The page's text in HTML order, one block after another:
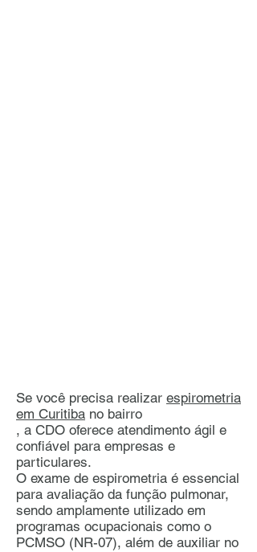
Se você precisa realizar espirometria
em Curitiba no bairro
, a CDO oferece atendimento ágil e
confiável para empresas e
particulares.
O exame de espirometria é essencial
para avaliação da função pulmonar,
sendo amplamente utilizado em
programas ocupacionais como o
PCMSO (NR-07), além de auxiliar no